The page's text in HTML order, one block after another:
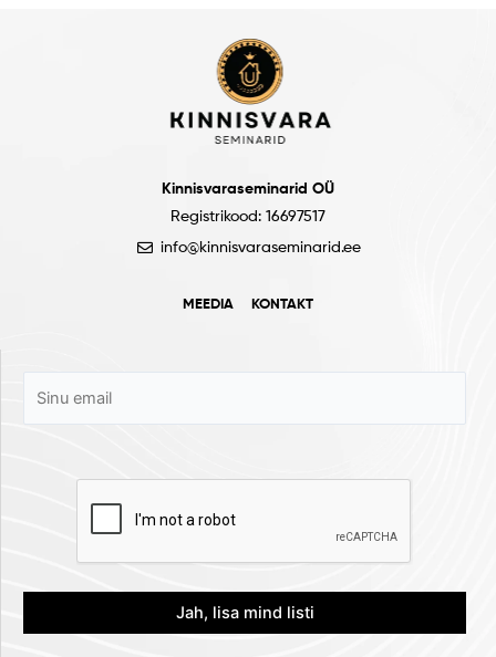
Kinnisvaraseminarid OÜ
Registrikood: 16697517
info@kinnisvaraseminarid.ee
MEEDIA KONTAKT